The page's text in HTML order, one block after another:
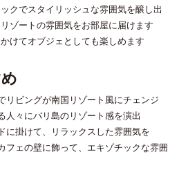
クでスタイリッシュな雰囲気を醸し出
ゾートの雰囲気をお部屋に届けます
けてオブジェとしても楽しめます
リビングが南国リゾート風にチェンジ
人々にバリ島のリゾート感を演出
に掛けて、リラックスした雰囲気を
フェの壁に飾って、エキゾチックな雰囲